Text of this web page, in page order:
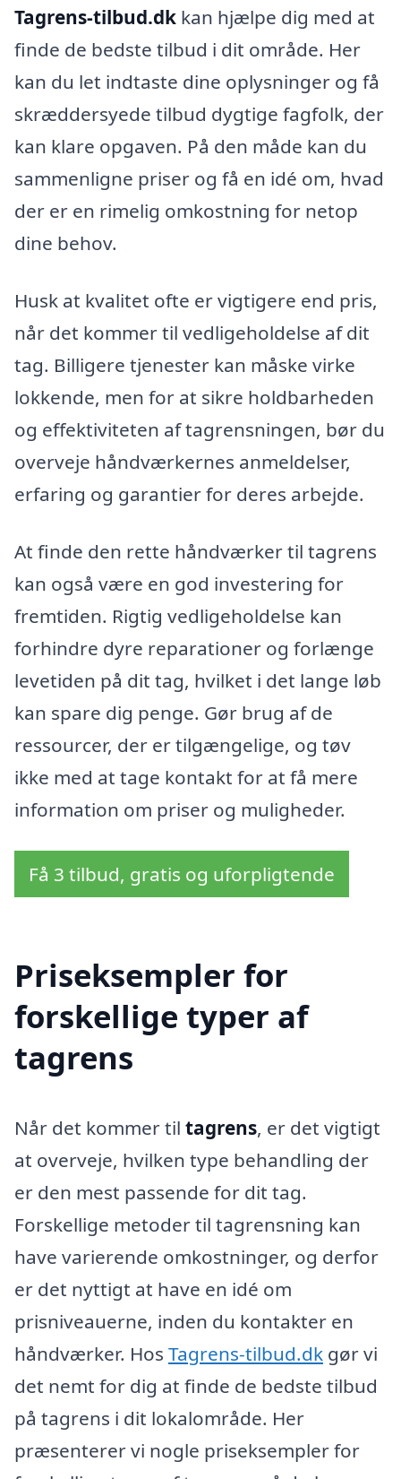
Tagrens-tilbud.dk kan hjælpe dig med at
finde de bedste tilbud i dit område. Her
kan du let indtaste dine oplysninger og få
skræddersyede tilbud dygtige fagfolk, der
kan klare opgaven. På den måde kan du
sammenligne priser og få en idé om, hvad
der er en rimelig omkostning for netop
dine behov.
Husk at kvalitet ofte er vigtigere end pris,
når det kommer til vedligeholdelse af dit
tag. Billigere tjenester kan måske virke
lokkende, men for at sikre holdbarheden
og effektiviteten af tagrensningen, bør du
overveje håndværkernes anmeldelser,
erfaring og garantier for deres arbejde.
At finde den rette håndværker til tagrens
kan også være en god investering for
fremtiden. Rigtig vedligeholdelse kan
forhindre dyre reparationer og forlænge
levetiden på dit tag, hvilket i det lange løb
kan spare dig penge. Gør brug af de
ressourcer, der er tilgængelige, og tøv
ikke med at tage kontakt for at få mere
information om priser og muligheder.
Få 3 tilbud, gratis og uforpligtende
Priseksempler for
forskellige typer af
tagrens
Når det kommer til tagrens, er det vigtigt
at overveje, hvilken type behandling der
er den mest passende for dit tag.
Forskellige metoder til tagrensning kan
have varierende omkostninger, og derfor
er det nyttigt at have en idé om
prisniveauerne, inden du kontakter en
håndværker. Hos Tagrens-tilbud.dk gør vi
det nemt for dig at finde de bedste tilbud
på tagrens i dit lokalområde. Her
præsenterer vi nogle priseksempler for